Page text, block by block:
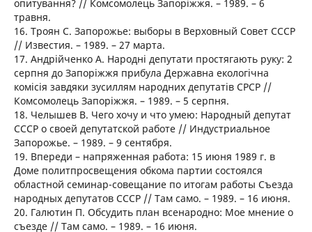
опитування? // Комсомолець Запоріжжя. – 1989. – 6
травня.
16. Троян С. Запорожье: выборы в Верховный Совет СССР
// Известия. – 1989. – 27 марта.
17. Андрійченко А. Народні депутати простягають руку: 2
серпня до Запоріжжя прибула Державна екологічна
комісія завдяки зусиллям народних депутатів СРСР //
Комсомолець Запоріжжя. – 1989. – 5 серпня.
18. Челышев В. Чего хочу и что умею: Народный депутат
СССР о своей депутатской работе // Индустриальное
Запорожье. – 1989. – 9 сентября.
19. Впереди – напряженная работа: 15 июня 1989 г. в
Доме политпросвещения обкома партии состоялся
областной семинар-совещание по итогам работы Съезда
народных депутатов СССР // Там само. – 1989. – 16 июня.
20. Галютин П. Обсудить план всенародно: Мое мнение о
съезде // Там само. – 1989. – 16 июня.